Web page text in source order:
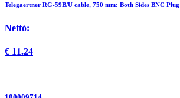
Telegaertner RG-59B/U cable, 750 mm: Both Sides BNC Plug
Nettó:
€ 11.24